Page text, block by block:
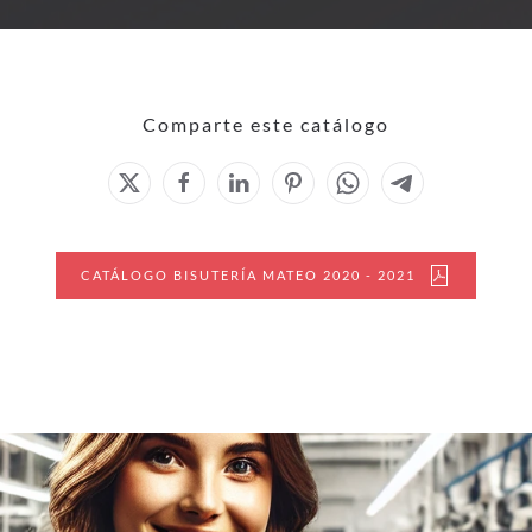
Comparte este catálogo
CATÁLOGO BISUTERÍA MATEO 2020 - 2021